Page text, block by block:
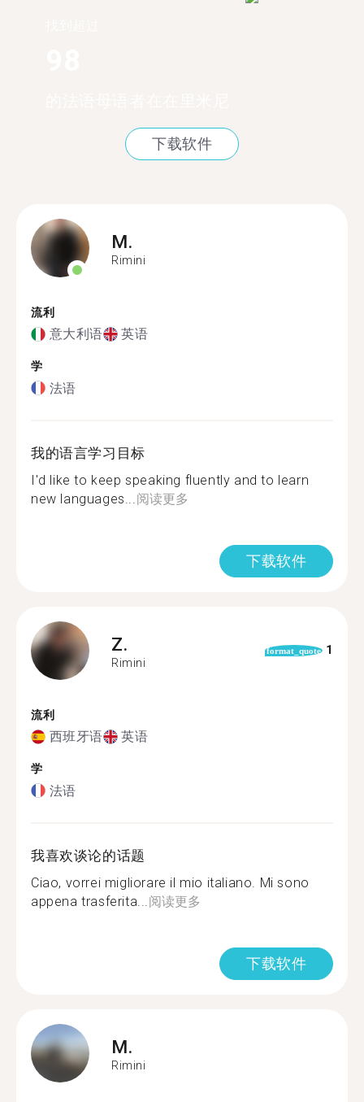
下载软件
M.
Rimini
流利
意大利语 英语
学
法语
我的语言学习目标
I'd like to keep speaking fluently and to learn
new languages... 阅读更多
下载软件
Z.
Rimini
format_quote 1
流利
西班牙语 英语
学
法语
我喜欢谈论的话题
Ciao, vorrei migliorare il mio italiano. Mi sono
appena trasferita... 阅读更多
下载软件
M.
Rimini